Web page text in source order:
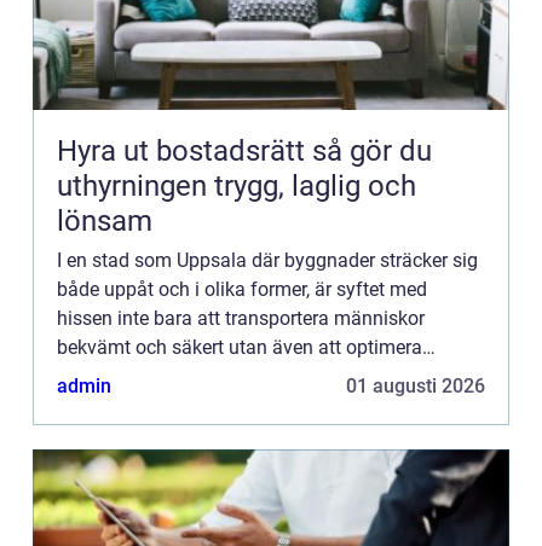
Hyra ut bostadsrätt så gör du
uthyrningen trygg, laglig och
lönsam
I en stad som Uppsala där byggnader sträcker sig
både uppåt och i olika former, är syftet med
hissen inte bara att transportera människor
bekvämt och säkert utan även att optimera
fastighetens funktional...
admin 01 augusti 2026